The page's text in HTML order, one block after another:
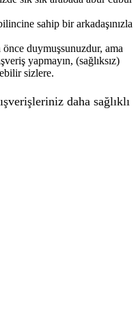
sahip bir arkadaşınızla
duymuşsunuzdur, ama
yapmayın, (sağlıksız)
sizlere.
daha sağlıklı